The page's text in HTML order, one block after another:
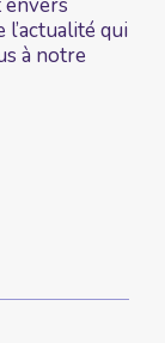
qui
à notre